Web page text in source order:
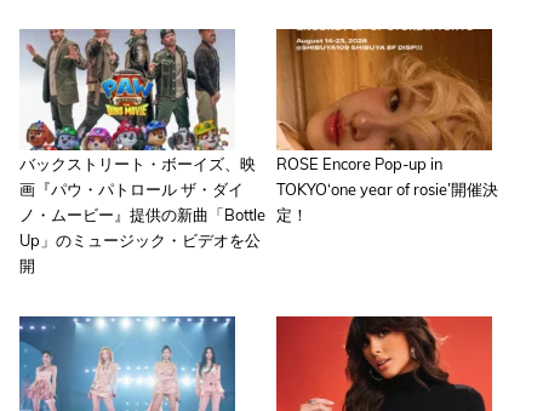
バックストリート・ボーイズ、映
画『パウ・パトロール ザ・ダイ
ノ・ムービー』提供の新曲「Bottle
Up」のミュージック・ビデオを公
開
ROSE Encore Pop-up in
TOKYO‘one year of rosie’開催決
定！